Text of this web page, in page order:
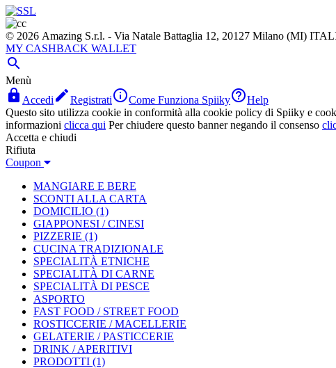
© 2026 Amazing S.r.l. - Via Natale Battaglia 12, 20127 Milano (MI)
MY CASHBACK WALLET

Menù
 Accedi RegistratiCome Funziona SpiikyHelp
Questo sito utilizza cookie in conformità alla cookie policy di Spiiky e
informazioni clicca qui Per chiudere questo banner negando il consenso
Accetta e chiudi
Rifiuta
Coupon
MANGIARE E BERE
SCONTI ALLA CARTA
DOMICILIO (1)
GIAPPONESI / CINESI
PIZZERIE (1)
CUCINA TRADIZIONALE
SPECIALITÀ ETNICHE
SPECIALITÀ DI CARNE
SPECIALITÀ DI PESCE
ASPORTO
FAST FOOD / STREET FOOD
ROSTICCERIE / MACELLERIE
GELATERIE / PASTICCERIE
DRINK / APERITIVI
PRODOTTI (1)